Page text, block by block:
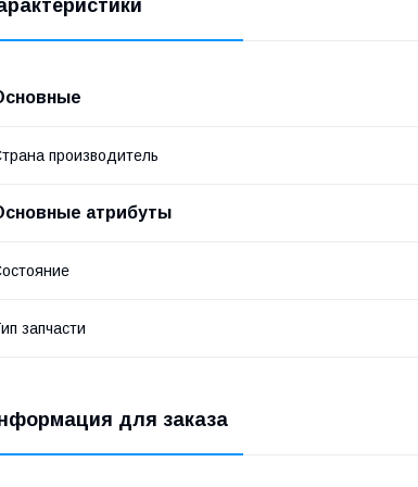
производитель
атрибуты
запчасти
для заказа